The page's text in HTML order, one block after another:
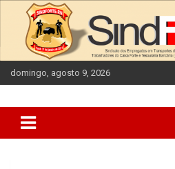
content
domingo, agosto 9, 2026